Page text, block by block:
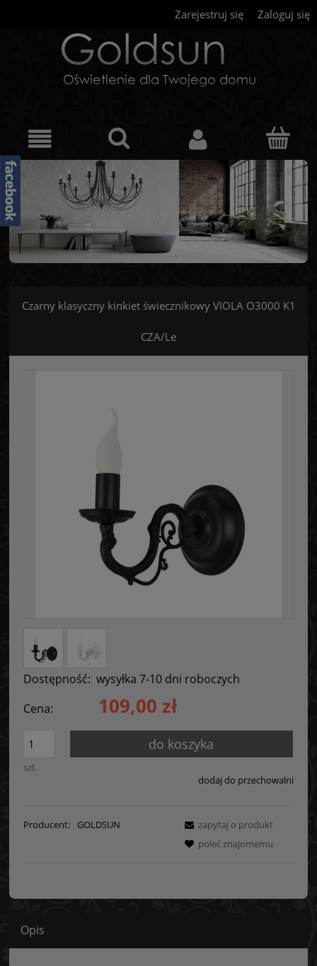
Zarejestruj się Zaloguj się
Czarny klasyczny kinkiet świecznikowy VIOLA O3000 K1
CZA/Le
Dostępność: wysyłka 7-10 dni roboczych
Cena:
109,00 zł
szt.
do koszyka
dodaj do przechowalni
Producent: GOLDSUN
zapytaj o produkt
poleć znajomemu
Opis